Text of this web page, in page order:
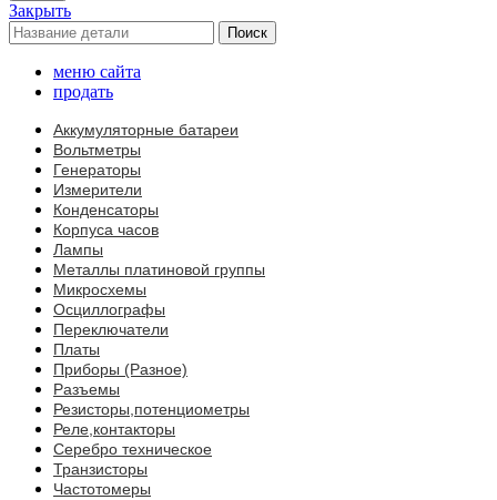
Закрыть
Поиск
меню сайта
продать
Аккумуляторные батареи
Вольтметры
Генераторы
Измерители
Конденсаторы
Корпуса часов
Лампы
Металлы платиновой группы
Микросхемы
Осциллографы
Переключатели
Платы
Приборы (Разное)
Разъемы
Резисторы,потенциометры
Реле,контакторы
Серебро техническое
Транзисторы
Частотомеры